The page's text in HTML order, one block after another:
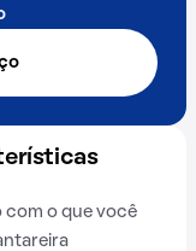
com o que você